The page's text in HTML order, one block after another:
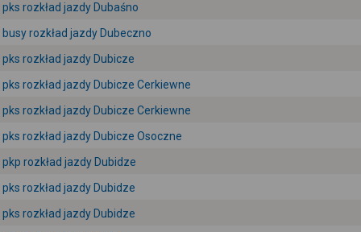
pks rozkład jazdy Dubaśno
busy rozkład jazdy Dubeczno
pks rozkład jazdy Dubicze
pks rozkład jazdy Dubicze Cerkiewne
pks rozkład jazdy Dubicze Cerkiewne
pks rozkład jazdy Dubicze Osoczne
pkp rozkład jazdy Dubidze
pks rozkład jazdy Dubidze
pks rozkład jazdy Dubidze